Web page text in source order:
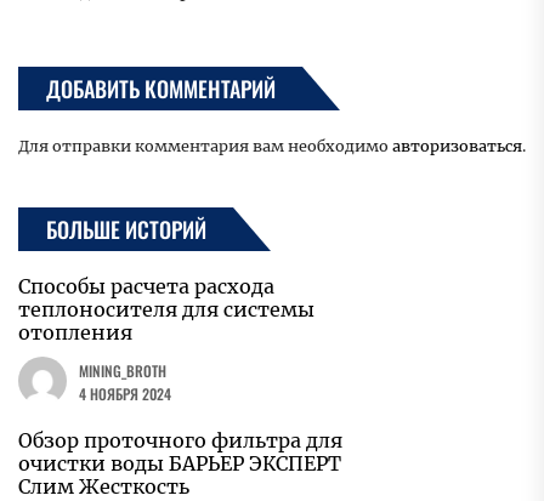
ДОБАВИТЬ КОММЕНТАРИЙ
Для отправки комментария вам необходимо авторизоваться.
БОЛЬШЕ ИСТОРИЙ
Способы расчета расхода
теплоносителя для системы
отопления
MINING_BROTH
4 НОЯБРЯ 2024
Обзор проточного фильтра для
очистки воды БАРЬЕР ЭКСПЕРТ
Слим Жесткость